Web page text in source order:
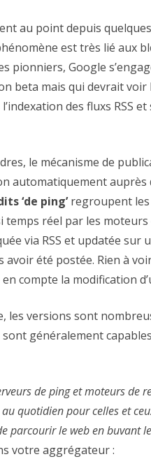
au point depuis
est très lié aux
pionniers, Google
beta mais qui devrait
des fluxs RSS
le mécanisme de
automatiquement auprès
‘de ping’regroupent les
réel par les moteurs
via RSS et updatée sur
été postée. Rien à
compte la modification
versions sont
généralement
de ping et moteurs de
quotidien pour celles et
parcourir le web en buvant
votre aggrégateur :